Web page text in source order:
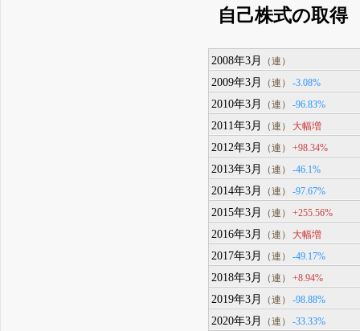
自己株式の取得
2008年3月 （連）
2009年3月 （連） -3.08%
2010年3月 （連） -96.83%
2011年3月 （連） 大幅増
2012年3月 （連） +98.34%
2013年3月 （連） -46.1%
2014年3月 （連） -97.67%
2015年3月 （連） +255.56%
2016年3月 （連） 大幅増
2017年3月 （連） -49.17%
2018年3月 （連） +8.94%
2019年3月 （連） -98.88%
2020年3月 （連） -33.33%